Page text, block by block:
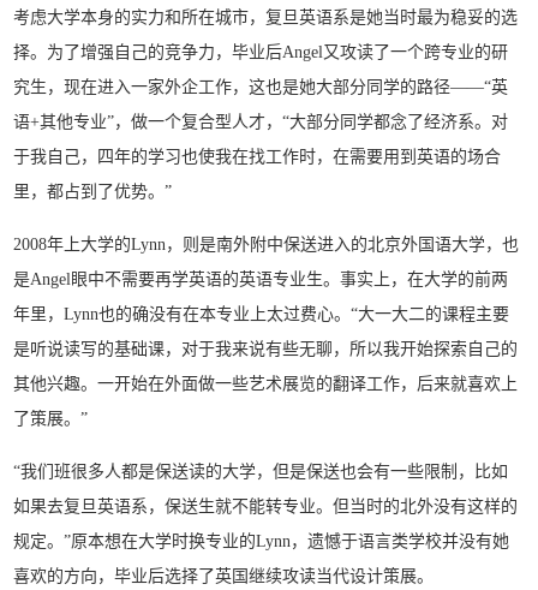
考虑大学本身的实力和所在城市，复旦英语系是她当时最为稳妥的选
择。为了增强自己的竞争力，毕业后Angel又攻读了一个跨专业的研
究生，现在进入一家外企工作，这也是她大部分同学的路径——“英
语+其他专业”，做一个复合型人才，“大部分同学都念了经济系。对
于我自己，四年的学习也使我在找工作时，在需要用到英语的场合
里，都占到了优势。”
2008年上大学的Lynn，则是南外附中保送进入的北京外国语大学，也
是Angel眼中不需要再学英语的英语专业生。事实上，在大学的前两
年里，Lynn也的确没有在本专业上太过费心。“大一大二的课程主要
是听说读写的基础课，对于我来说有些无聊，所以我开始探索自己的
其他兴趣。一开始在外面做一些艺术展览的翻译工作，后来就喜欢上
了策展。”
“我们班很多人都是保送读的大学，但是保送也会有一些限制，比如
如果去复旦英语系，保送生就不能转专业。但当时的北外没有这样的
规定。”原本想在大学时换专业的Lynn，遗憾于语言类学校并没有她
喜欢的方向，毕业后选择了英国继续攻读当代设计策展。